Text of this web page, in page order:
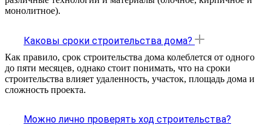
монолитное).
Каковы сроки строительства дома?
Как правило, срок строительства дома колеблется от одного
до пяти месяцев, однако стоит понимать, что на сроки
строительства влияет удаленность, участок, площадь дома и
сложность проекта.
Можно лично проверять ход строительства?